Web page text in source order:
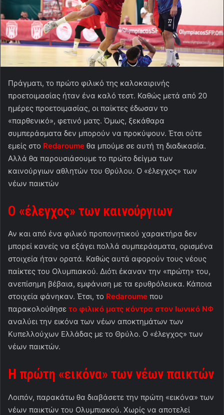
Πράγματι, το πρώτο φιλικό της καλοκαιρινής
προετοιμασίας ήταν ένα καλό τεστ. Καθώς μετά από 20
ημέρες προετοιμασίας, οι παίκτες έδωσαν το
«παρθενικό», φετινό ματς. Όμως, ξεκάθαρα
συμπεράσματα δεν μπορούν να προκύψουν. Έτσι ούτε
εμείς στο Redaroume θα μπούμε σε αυτή τη διαδικασία.
Αλλά θα παρουσιάσουμε το πρώτο δείγμα των
καινούργιων αθλητών του Θρύλου. Ο «έλεγχος» των
νέων παικτών
Ο «έλεγχος» των καινούργιων
Αν και από ένα φιλικό προπονητικού χαρακτήρα δεν
μπορεί κανείς να εξάγει πολλά συμπεράσματα, ορισμένα
στοιχεία ήταν ορατά. Καθώς αυτά αφορούν τους νέους
παίκτες του Ολυμπιακού. Διότι έκαναν την «πρώτη» του,
ανεπίσημη βέβαια, εμφάνιση με τα ερυθρόλευκα. Κάποια
στοιχεία φάνηκαν. Έτσι, το Redaroume που
παρακολούθησε το φιλικό ματς κόντρα στον Ιωνικό ΝΦ
αναλύει την εικόνα των νέων αποκτημάτων των
Κυπελλούχων Ελλάδας με το Θρύλο. Ο «έλεγχος» των
νέων παικτών.
Η πρώτη «εικόνα» των νέων παικτών
Λοιπόν, παρακάτω θα διαβάσετε την πρώτη «εικόνα» των
νέων παικτών του Ολυμπιακού. Χωρίς να αποτελεί